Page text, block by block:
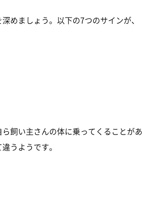
めましょう。以下の7つのサインが、
飼い主さんの体に乗ってくることがあ
うようです。